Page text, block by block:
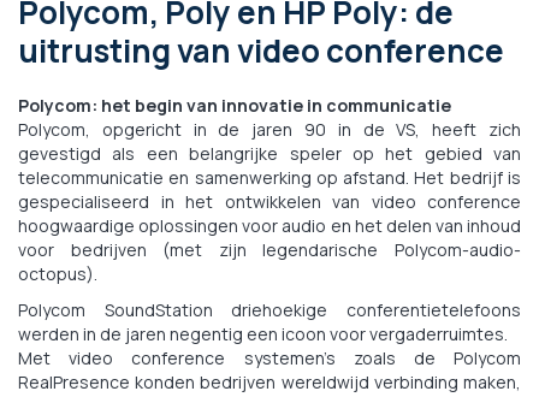
Polycom, Poly en HP Poly: de
uitrusting van video conference
Polycom: het begin van innovatie in communicatie
Polycom, opgericht in de jaren 90 in de VS, heeft zich
gevestigd als een belangrijke speler op het gebied van
telecommunicatie en samenwerking op afstand. Het bedrijf is
gespecialiseerd in het ontwikkelen van video conference
hoogwaardige oplossingen voor audio en het delen van inhoud
voor bedrijven (met zijn legendarische Polycom-audio-
octopus).
Polycom SoundStation driehoekige conferentietelefoons
werden in de jaren negentig een icoon voor vergaderruimtes.
Met video conference systemen's zoals de Polycom
RealPresence konden bedrijven wereldwijd verbinding maken,